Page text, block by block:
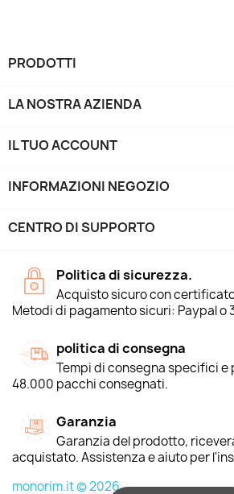
PRODOTTI
LA NOSTRA AZIENDA
IL TUO ACCOUNT
INFORMAZIONI NEGOZIO
CENTRO DI SUPPORTO
Politica di sicurezza.
Acquisto sicuro con
Metodi di pagamento sicuri: Paypal o
politica di consegna
Tempi di consegna specifici e
48.000 pacchi consegnati.
Garanzia
Garanzia del prodotto,
acquistato. Assistenza e aiuto per
monorim.it © 2026